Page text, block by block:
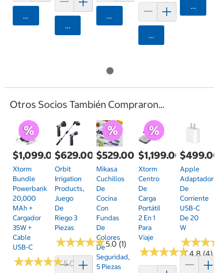
Agregar
Agregar
Agregar
Agregar
Otros Socios También Compraron...
$1,099.00
Xtorm
Bundle
Powerbank
20,000
MAh +
Cargador
35W +
Cable
USB-C
★★★★★
★★★★★5.0 (1)
$629.00
Orbit
Irrigation
Products,
Juego
De
Riego 3
Piezas
★★★★★
★★★★★5.0 (1)
$529.00
Mikasa
Cuchillos
De
Cocina
Con
Fundas
De
Colores
De
Seguridad,
5 Piezas
$1,199.00
Xtorm
Centro
De
Carga
Portátil
2 En 1
Para
Viaje
★★★★★
★★★★★4.8 (4)
Apple
Adaptador
De
Corriente
USB-C
De 20
W
★★★
★★★